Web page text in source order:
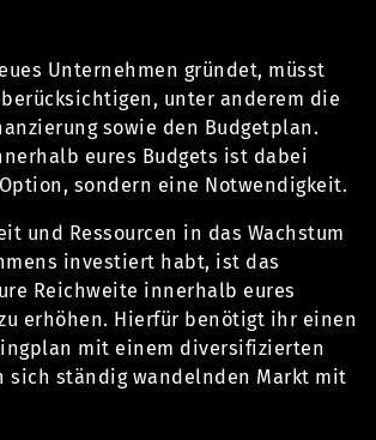
Unternehmen gründet, müsst
unter anderem die
sowie den Budgetplan.
eures Budgets ist dabei
sondern eine Notwendigkeit.
und Ressourcen in das Wachstum
investiert habt, ist das
Reichweite innerhalb eures
erhöhen. Hierfür benötigt ihr einen
mit einem diversifizierten
sich ständig wandelnden Markt mit